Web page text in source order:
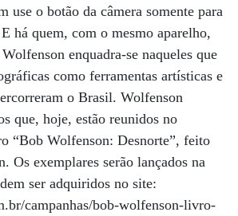
use o botão da câmera somente para
há quem, com o mesmo aparelho,
enquadra-se naqueles que
como ferramentas artísticas e
o Brasil. Wolfenson
que, hoje, estão reunidos no
“Bob Wolfenson: Desnorte”, feito
Os exemplares serão lançados na
ser adquiridos no site:
campanhas/bob-wolfenson-livro-